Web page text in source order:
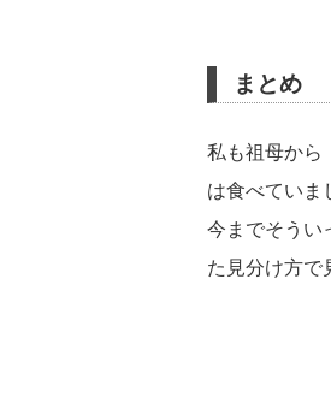
まとめ
私も祖母から
は食べていま
今までそうい
た見分け方で